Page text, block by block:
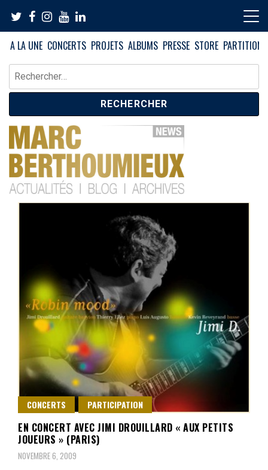
content
A LA UNE CONCERTS PROJETS ALBUMS PRESSE STORE PARTITIONS
Rechercher :
Blog Marc Berthoumieux
News – Blog – Archives
CONCERTS PARTICIPATION
EN CONCERT AVEC JIMI DROUILLARD « AUX PETITS
JOUEURS » (PARIS)
NOVEMBRE 6, 2009